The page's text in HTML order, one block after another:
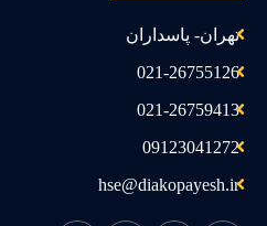
تهران- پاسداران
021-26755126
021-26759413
09123041272
hse@diakopayesh.ir